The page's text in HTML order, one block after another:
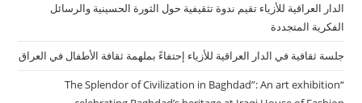
الدار العراقية للأزياء تقيم ندوة تثقيفية حول الثورة الحسينية والرسائل
الفكرية المتجددة
جلسة ثقافية في الدار العراقية للأزياء إحتفاءً بملهمة ثقافة الأطفال في العراق
“The Splendor of Civilization in Baghdad”: An art exhibition